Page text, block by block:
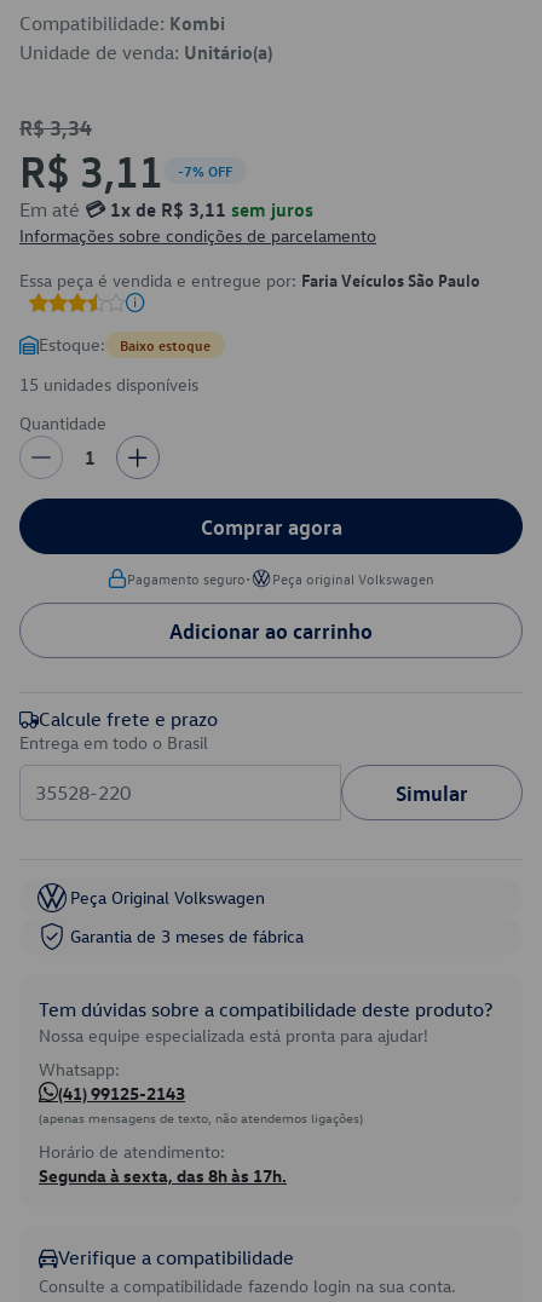
Compatibilidade: Kombi
Unidade de venda: Unitário(a)
R$ 3,34
R$ 3,11 -7% OFF
Em até 💳 1x de R$ 3,11 sem juros
Informações sobre condições de parcelamento
Essa peça é vendida e entregue por: Faria Veículos São Paulo
Estoque: Baixo estoque
15 unidades disponíveis
Quantidade
1
Comprar agora
Pagamento seguro• Peça original Volkswagen
Adicionar ao carrinho
Calcule frete e prazo
Entrega em todo o Brasil
Simular
Peça Original Volkswagen
Garantia de 3 meses de fábrica
Tem dúvidas sobre a compatibilidade deste produto?
Nossa equipe especializada está pronta para ajudar!
Whatsapp:
(41) 99125-2143
(apenas mensagens de texto, não atendemos ligações)
Horário de atendimento:
Segunda à sexta, das 8h às 17h.
Verifique a compatibilidade
Consulte a compatibilidade fazendo login na sua conta.